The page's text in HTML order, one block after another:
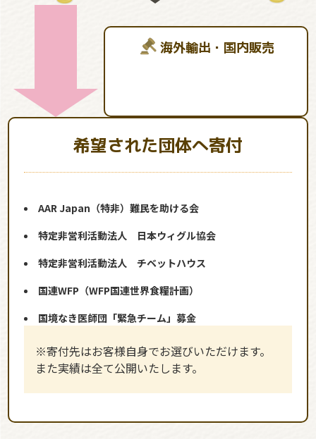
海外輸出・国内販売
希望された団体へ寄付
AAR Japan（特非）難民を助ける会
特定非営利活動法人 日本ウィグル協会
特定非営利活動法人 チベットハウス
国連WFP（WFP国連世界食糧計画）
国境なき医師団「緊急チーム」募金
※寄付先はお客様自身でお選びいただけます。
また実績は全て公開いたします。